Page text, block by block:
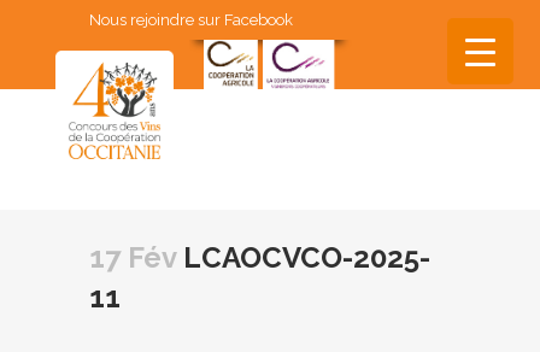
Nous rejoindre sur Facebook
17 FévLCAOCVCO-2025-
11